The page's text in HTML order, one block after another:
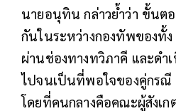
นายอนุทิน กล่าวย้ำว่า ขั้นต
กันในระหว่างกองทัพของทั้
ผ่านช่องทางทวิภาคี และดำ
ไปจนเป็นที่พอใจของคู่กรณี
โดยที่คนกลางคือคณะผู้สังเ